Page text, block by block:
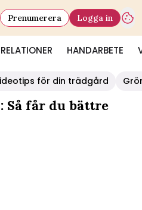
RELATIONER HANDARBETE
Prenumerera Logga in
för din trädgård
Så får du bättre